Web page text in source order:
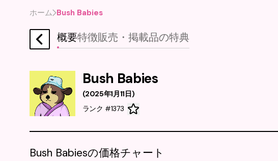
ホーム Bush Babies
概要特徴販売・掲載品の特典
Bush Babies
(2025年1月11日)
ランク #1373
Bush Babiesの価格チャート